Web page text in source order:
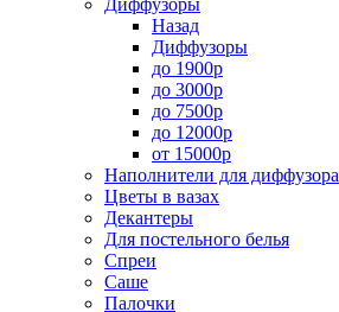
Диффузоры
Назад
Диффузоры
до 1900р
до 3000р
до 7500р
до 12000р
от 15000р
Наполнители для диффузора
Цветы в вазах
Декантеры
Для постельного белья
Спреи
Саше
Палочки